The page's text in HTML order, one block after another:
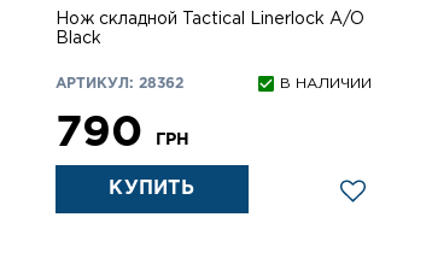
Нож складной Tactical Linerlock A/O
Black
АРТИКУЛ: 28362 В НАЛИЧИИ
790 ГРН
КУПИТЬ